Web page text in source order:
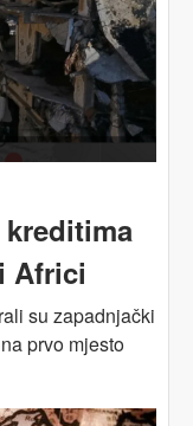
Africi
su zapadnjački
prvo mjesto